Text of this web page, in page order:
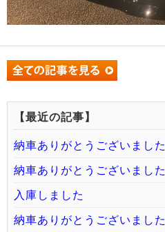
【最近の記事】
納車ありがとうございました
納車ありがとうございました
入庫しました
納車ありがとうございました